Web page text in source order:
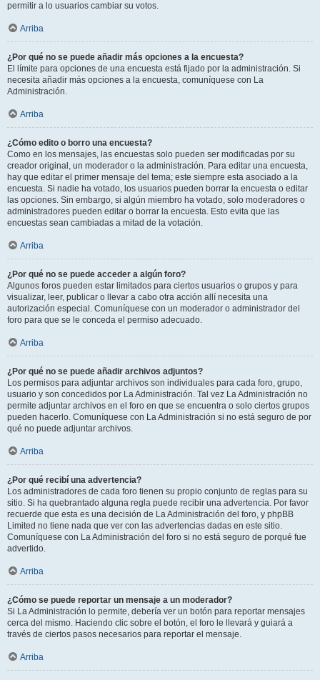
permitir a lo usuarios cambiar su votos.
Arriba
¿Por qué no se puede añadir más opciones a la encuesta?
El límite para opciones de una encuesta está fijado por la administración. Si
necesita añadir más opciones a la encuesta, comuníquese con La
Administración.
Arriba
¿Cómo edito o borro una encuesta?
Como en los mensajes, las encuestas solo pueden ser modificadas por su
creador original, un moderador o la administración. Para editar una encuesta,
hay que editar el primer mensaje del tema; este siempre esta asociado a la
encuesta. Si nadie ha votado, los usuarios pueden borrar la encuesta o editar
las opciones. Sin embargo, si algún miembro ha votado, solo moderadores o
administradores pueden editar o borrar la encuesta. Esto evita que las
encuestas sean cambiadas a mitad de la votación.
Arriba
¿Por qué no se puede acceder a algún foro?
Algunos foros pueden estar limitados para ciertos usuarios o grupos y para
visualizar, leer, publicar o llevar a cabo otra acción allí necesita una
autorización especial. Comuníquese con un moderador o administrador del
foro para que se le conceda el permiso adecuado.
Arriba
¿Por qué no se puede añadir archivos adjuntos?
Los permisos para adjuntar archivos son individuales para cada foro, grupo,
usuario y son concedidos por La Administración. Tal vez La Administración no
permite adjuntar archivos en el foro en que se encuentra o solo ciertos grupos
pueden hacerlo. Comuníquese con La Administración si no está seguro de por
qué no puede adjuntar archivos.
Arriba
¿Por qué recibí una advertencia?
Los administradores de cada foro tienen su propio conjunto de reglas para su
sitio. Si ha quebrantado alguna regla puede recibir una advertencia. Por favor
recuerde que esta es una decisión de La Administración del foro, y phpBB
Limited no tiene nada que ver con las advertencias dadas en este sitio.
Comuníquese con La Administración del foro si no está seguro de porqué fue
advertido.
Arriba
¿Cómo se puede reportar un mensaje a un moderador?
Si La Administración lo permite, debería ver un botón para reportar mensajes
cerca del mismo. Haciendo clic sobre el botón, el foro le llevará y guiará a
través de ciertos pasos necesarios para reportar el mensaje.
Arriba